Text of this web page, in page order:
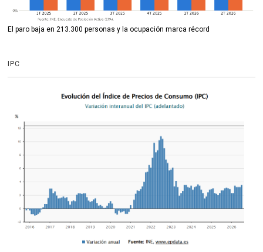
El paro baja en 213.300 personas y la ocupación marca récord
IPC